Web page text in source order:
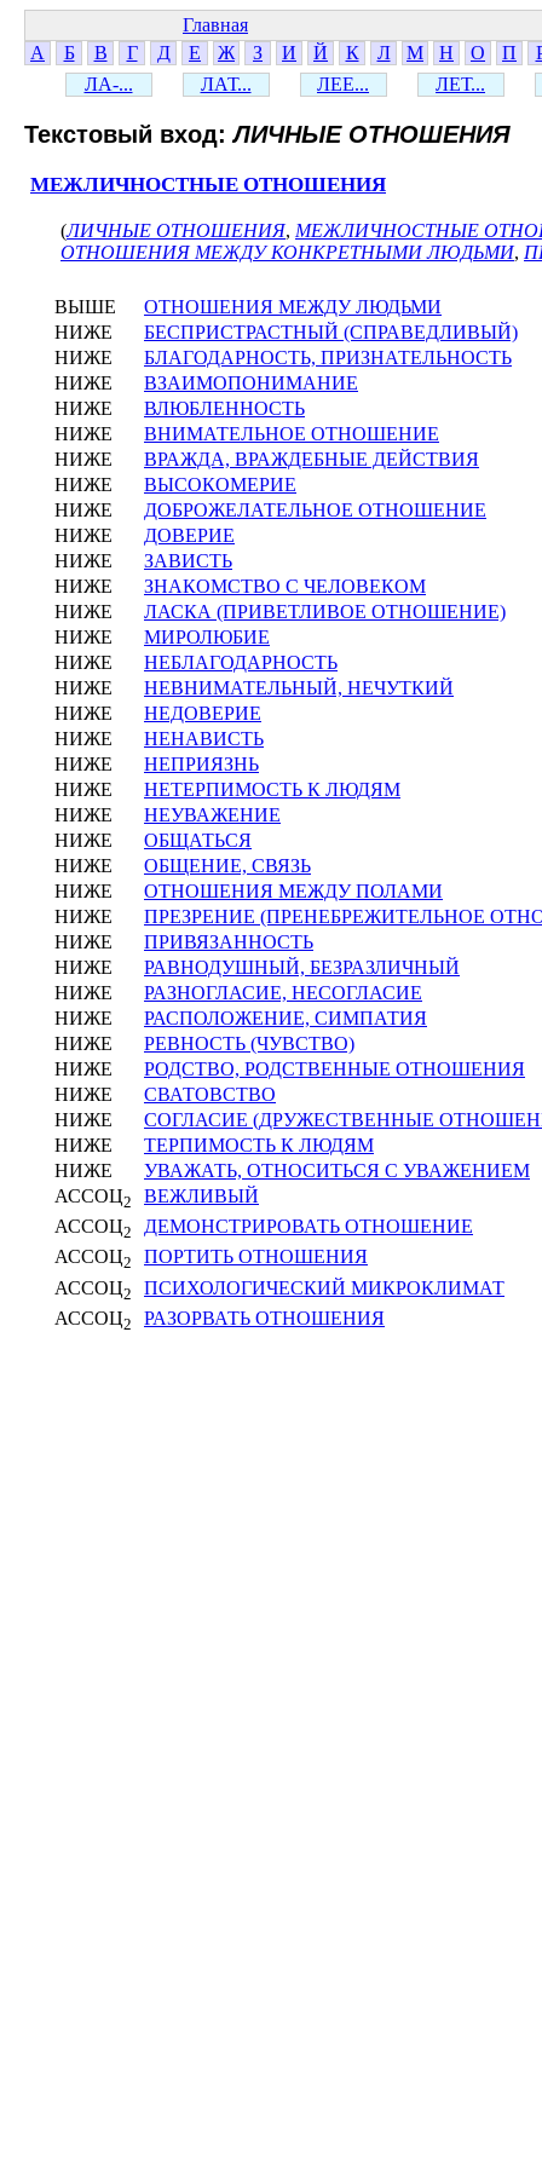
Главная
А
Б В Г Д Е Ж З И Й К Л М Н О П
ЛА-...
ЛАТ... ЛЕЕ... ЛЕТ...
Текстовый вход:ЛИЧНЫЕ ОТНОШЕНИЯ
МЕЖЛИЧНОСТНЫЕ ОТНОШЕНИЯ
(ЛИЧНЫЕ ОТНОШЕНИЯ, МЕЖЛИЧНОСТНЫЕ
ОТНОШЕНИЯ МЕЖДУ КОНКРЕТНЫМИ ЛЮДЬМИ,
ВЫШЕ
ОТНОШЕНИЯ МЕЖДУ ЛЮДЬМИ
НИЖЕ
БЕСПРИСТРАСТНЫЙ (СПРАВЕДЛИВЫЙ)
НИЖЕ
БЛАГОДАРНОСТЬ, ПРИЗНАТЕЛЬНОСТЬ
НИЖЕ
ВЗАИМОПОНИМАНИЕ
НИЖЕ
ВЛЮБЛЕННОСТЬ
НИЖЕ
ВНИМАТЕЛЬНОЕ ОТНОШЕНИЕ
НИЖЕ
ВРАЖДА, ВРАЖДЕБНЫЕ ДЕЙСТВИЯ
НИЖЕ
ВЫСОКОМЕРИЕ
НИЖЕ
ДОБРОЖЕЛАТЕЛЬНОЕ ОТНОШЕНИЕ
НИЖЕ
ДОВЕРИЕ
НИЖЕ
ЗАВИСТЬ
НИЖЕ
ЗНАКОМСТВО С ЧЕЛОВЕКОМ
НИЖЕ
ЛАСКА (ПРИВЕТЛИВОЕ ОТНОШЕНИЕ)
НИЖЕ
МИРОЛЮБИЕ
НИЖЕ
НЕБЛАГОДАРНОСТЬ
НИЖЕ
НЕВНИМАТЕЛЬНЫЙ, НЕЧУТКИЙ
НИЖЕ
НЕДОВЕРИЕ
НИЖЕ
НЕНАВИСТЬ
НИЖЕ
НЕПРИЯЗНЬ
НИЖЕ
НЕТЕРПИМОСТЬ К ЛЮДЯМ
НИЖЕ
НЕУВАЖЕНИЕ
НИЖЕ
ОБЩАТЬСЯ
НИЖЕ
ОБЩЕНИЕ, СВЯЗЬ
НИЖЕ
ОТНОШЕНИЯ МЕЖДУ ПОЛАМИ
НИЖЕ
ПРЕЗРЕНИЕ (ПРЕНЕБРЕЖИТЕЛЬНОЕ
НИЖЕ
ПРИВЯЗАННОСТЬ
НИЖЕ
РАВНОДУШНЫЙ, БЕЗРАЗЛИЧНЫЙ
НИЖЕ
РАЗНОГЛАСИЕ, НЕСОГЛАСИЕ
НИЖЕ
РАСПОЛОЖЕНИЕ, СИМПАТИЯ
НИЖЕ
РЕВНОСТЬ (ЧУВСТВО)
НИЖЕ
РОДСТВО, РОДСТВЕННЫЕ ОТНОШЕНИЯ
НИЖЕ
СВАТОВСТВО
НИЖЕ
СОГЛАСИЕ (ДРУЖЕСТВЕННЫЕ
НИЖЕ
ТЕРПИМОСТЬ К ЛЮДЯМ
НИЖЕ
УВАЖАТЬ, ОТНОСИТЬСЯ С УВАЖЕНИЕМ
АССОЦ2
ВЕЖЛИВЫЙ
АССОЦ2
ДЕМОНСТРИРОВАТЬ ОТНОШЕНИЕ
АССОЦ2
ПОРТИТЬ ОТНОШЕНИЯ
АССОЦ2
ПСИХОЛОГИЧЕСКИЙ МИКРОКЛИМАТ
АССОЦ2 РАЗОРВАТЬ ОТНОШЕНИЯ